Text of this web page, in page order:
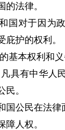
的法律。
对于因为政
庇护的权利。
本权利和义
有中华人民
民。
公民在法律
人权。